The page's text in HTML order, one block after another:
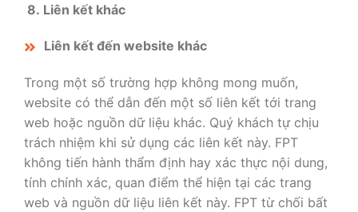
8. Liên kết khác
Liên kết đến website khác
Trong một số trường hợp không mong muốn,
website có thể dẫn đến một số liên kết tới trang
web hoặc nguồn dữ liệu khác. Quý khách tự chịu
trách nhiệm khi sử dụng các liên kết này. FPT
không tiến hành thẩm định hay xác thực nội dung,
tính chính xác, quan điểm thể hiện tại các trang
web và nguồn dữ liệu liên kết này. FPT từ chối bất